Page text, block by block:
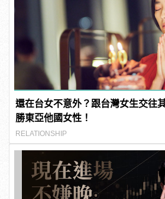
還在台女不意外？跟台灣女生交往
勝東亞他國女性！
RELATIONSHIP